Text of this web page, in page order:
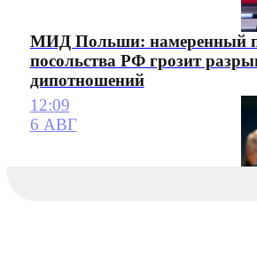
МИД Польши: намеренный
посольства РФ грозит
дипотношений
12:09
6 АВГ